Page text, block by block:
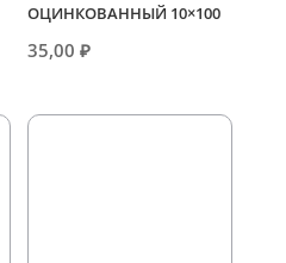
ОЦИНКОВАННЫЙ 10×100
35,00₽